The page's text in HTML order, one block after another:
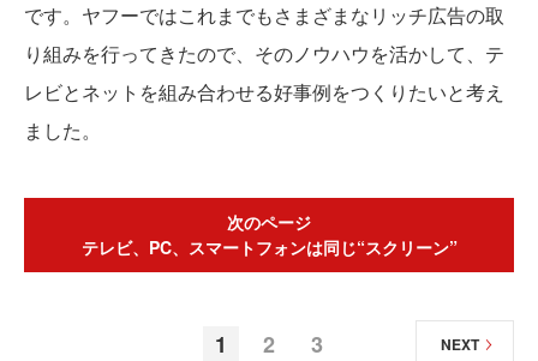
です。ヤフーではこれまでもさまざまなリッチ広告の取
り組みを行ってきたので、そのノウハウを活かして、テ
レビとネットを組み合わせる好事例をつくりたいと考え
ました。
次のページ
テレビ、PC、スマートフォンは同じ“スクリーン”
1 2 3 NEXT